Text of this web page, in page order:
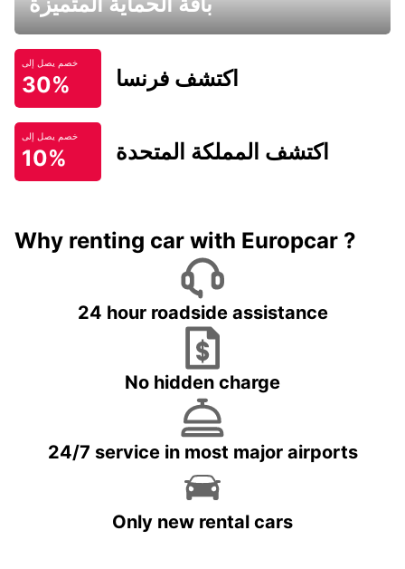
خصم يصل إلى
30% اكتشف فرنسا
خصم يصل إلى
10% اكتشف المملكة المتحدة
Why renting car with Europcar ?
24 hour roadside assistance
No hidden charge
24/7 service in most major airports
Only new rental cars